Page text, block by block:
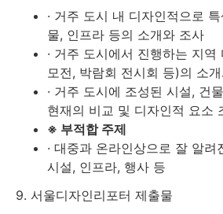
· 거주 도시 내 디자인적으로
물, 인프라 등의 소개와 조사
· 거주 도시에서 진행하는 지
모전, 박람회 전시회 등)의 소
· 거주 도시에 조성된 시설, 건
현재의 비교 및 디자인적 요소
※ 부적합 주제
· 대중과 온라인상으로 잘 알려
시설, 인프라, 행사 등
9. 서울디자인리포터 제출물